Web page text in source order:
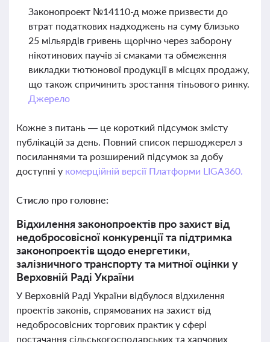
Законопроект №14110-д може призвести до
втрат податкових надходжень на суму близько
25 мільярдів гривень щорічно через заборону
нікотинових паучів зі смаками та обмеження
викладки тютюнової продукції в місцях продажу,
що також спричинить зростання тіньового ринку.
Джерело
Кожне з питань — це короткий підсумок змісту
публікацій за день. Повний список першоджерел з
посиланнями та розширений підсумок за добу
доступні у комерційній версії Платформи LIGA360.
Стисло про головне:
Відхилення законопроектів про захист від
недобросовісної конкуренції та підтримка
законопроектів щодо енергетики,
залізничного транспорту та митної оцінки у
Верховній Раді України
У Верховній Раді України відбулося відхилення
проектів законів, спрямованих на захист від
недобросовісних торгових практик у сфері
постачання сільськогосподарських та харчових